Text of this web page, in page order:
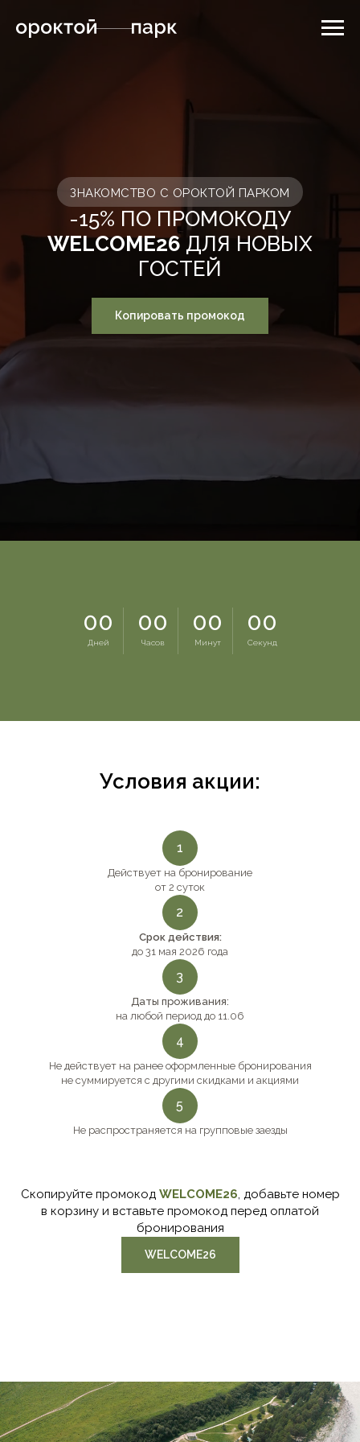
ЗНАКОМСТВО С ОРОКТОЙ ПАРКОМ
-15% ПО ПРОМОКОДУ
WELCOME26 ДЛЯ НОВЫХ
ГОСТЕЙ
Копировать промокод
00
Дней
00
Часов
00
Минут
00
Секунд
Условия акции:
1
Действует на бронирование
от 2 суток
2
Срок действия:
до 31 мая 2026 года
3
Даты проживания:
на любой период до 11.06
4
Не действует на ранее оформленные бронирования
не суммируется с другими скидками и акциями
5
Не распространяется на групповые заезды
Скопируйте промокод WELCOME26, добавьте номер
в корзину и вставьте промокод перед оплатой
бронирования
WELCOME26